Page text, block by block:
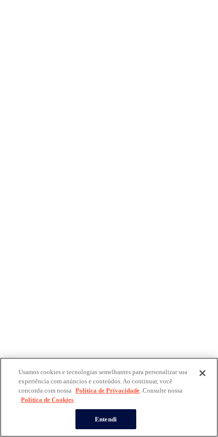
Usamos cookies e tecnologias semelhantes para personalizar sua
experiência com anúncios e conteúdos. Ao continuar, você
concorda com nossa Política de Privacidade. Consulte nossa
Política de Cookies
Entendi